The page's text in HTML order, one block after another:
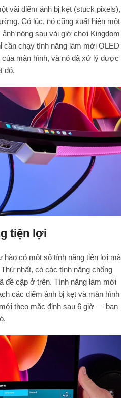
vài điểm ảnh bị kẹt (stuck pixels),
Có lúc, nó cũng xuất hiện một
nóng sau vài giờ chơi Kingdom
cần chạy tính năng làm mới OLED
màn hình, và nó đã xử lý được
đó.
tiện lợi
hào có một số tính năng tiện lợi mà
nhất, có các tính năng chống
đề cập ở trên. Tính năng làm mới
các điểm ảnh bị kẹt và màn hình
theo mặc định sau 6 giờ — bạn